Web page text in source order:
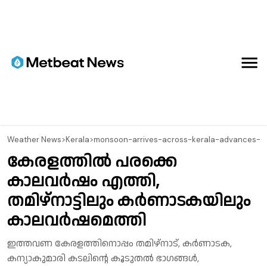
⁠Weather News>Kerala>monsoon-arrives-across-kerala-advances-
കേരളത്തില്‍ പരക്കെ
കാലവര്‍ഷം എത്തി,
തമിഴ്‌നാട്ടിലും കര്‍ണാടകയിലും
കാലവര്‍ഷമെത്തി
ഇത്തവണ കേരളത്തിനൊപ്പം തമിഴ്‌നാട്, കര്‍ണാടക,
കന്യാകുമാരി കടലിന്റെ കൂടുതല്‍ ഭാഗങ്ങള്‍,